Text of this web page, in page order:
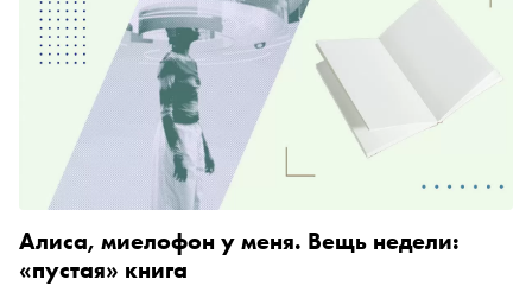
Алиса, миелофон у меня. Вещь недели:
«пустая» книга